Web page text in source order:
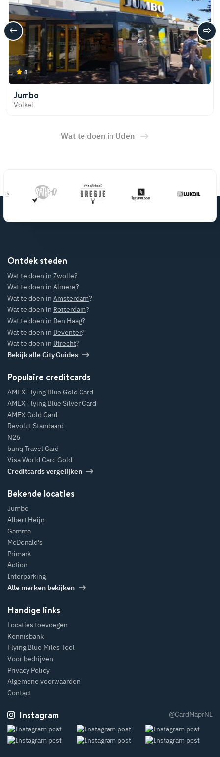
8
Jumbo
Volkel
Wat te doen in Uden
Ontdek steden
Wat te doen in Zwolle?
Wat te doen in Almere?
Wat te doen in Amsterdam?
Wat te doen in Rotterdam?
Wat te doen in Den Haag?
Wat te doen in Deventer?
Wat te doen in Utrecht?
Bekijk alle City Guides
Populaire creditcards
AMEX Flying Blue Gold Card
AMEX Flying Blue Silver Card
AMEX Gold Card
Revolut Standaard
N26
bunq Travel Card
Visa World Card Gold
Creditcards vergelijken
Bekende locaties
Jumbo
Albert Heijn
Gamma
McDonald's
Primark
Action
Interparking
Alle merken bekijken
Handige links
Locaties toevoegen
Kennisbank
Flying Blue Miles Tool
Voor bedrijven
Privacy Policy
Algemene voorwaarden
Contact
Instagram @CardMaprNL